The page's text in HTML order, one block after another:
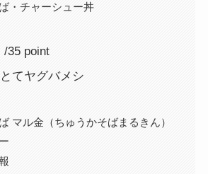
・チャーシュー丼
/35 point
てヤグバメシ
マル金（ちゅうかそばまるきん）